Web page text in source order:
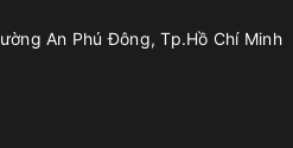
An Phú Đông, Tp.Hồ Chí Minh